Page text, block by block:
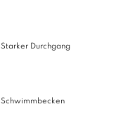
Starker Durchgang
Schwimmbecken